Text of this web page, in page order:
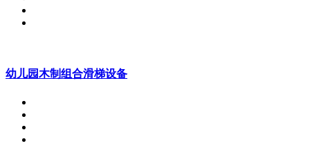
幼儿园木制组合滑梯设备